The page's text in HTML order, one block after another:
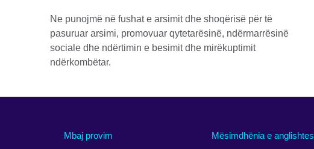
Ne punojmë në fushat e arsimit dhe shoqërisë për të
pasuruar arsimi, promovuar qytetarësinë, ndërmarrësinë
sociale dhe ndërtimin e besimit dhe mirëkuptimit
ndërkombëtar.
Mbaj provim Mësimdhënia e anglishtes